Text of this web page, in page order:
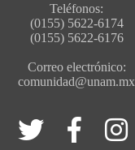
Teléfonos:
(0155) 5622-6174
(0155) 5622-6176
Correo electrónico:
comunidad@unam.mx